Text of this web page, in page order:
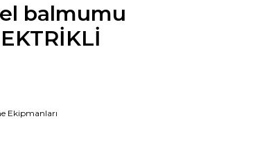
balmumu
Ekipmanları